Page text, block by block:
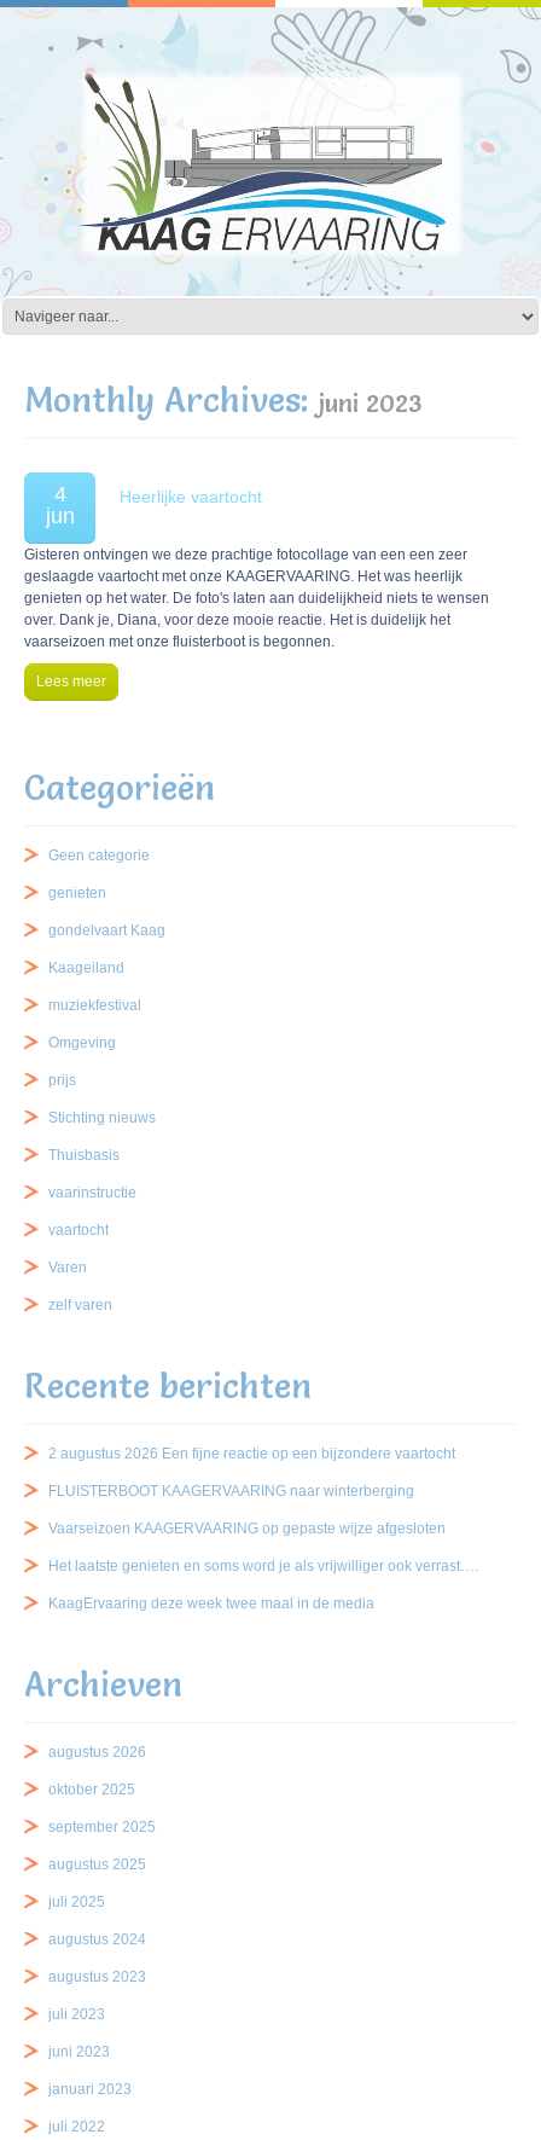
Monthly Archives: juni 2023
4
jun
Heerlijke vaartocht
Gisteren ontvingen we deze prachtige fotocollage van een een zeer
geslaagde vaartocht met onze KAAGERVAARING. Het was heerlijk
genieten op het water. De foto's laten aan duidelijkheid niets te wensen
over. Dank je, Diana, voor deze mooie reactie. Het is duidelijk het
vaarseizoen met onze fluisterboot is begonnen.
Lees meer
Categorieën
Geen categorie
genieten
gondelvaart Kaag
Kaageiland
muziekfestival
Omgeving
prijs
Stichting nieuws
Thuisbasis
vaarinstructie
vaartocht
Varen
zelf varen
Recente berichten
2 augustus 2026 Een fijne reactie op een bijzondere vaartocht
FLUISTERBOOT KAAGERVAARING naar winterberging
Vaarseizoen KAAGERVAARING op gepaste wijze afgesloten
Het laatste genieten en soms word je als vrijwilliger ook verrast….
KaagErvaaring deze week twee maal in de media
Archieven
augustus 2026
oktober 2025
september 2025
augustus 2025
juli 2025
augustus 2024
augustus 2023
juli 2023
juni 2023
januari 2023
juli 2022